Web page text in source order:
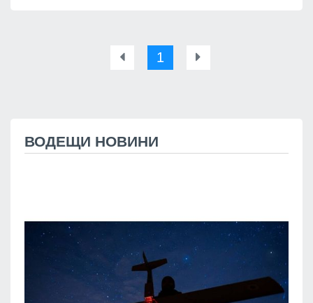
1
ВОДЕЩИ НОВИНИ